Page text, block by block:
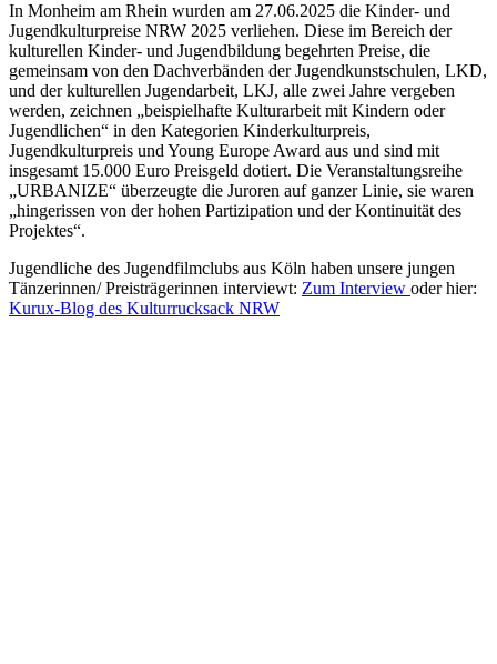
In Monheim am Rhein wurden am 27.06.2025 die Kinder- und
Jugendkulturpreise NRW 2025 verliehen. Diese im Bereich der
kulturellen Kinder- und Jugendbildung begehrten Preise, die
gemeinsam von den Dachverbänden der Jugendkunstschulen, LKD,
und der kulturellen Jugendarbeit, LKJ, alle zwei Jahre vergeben
werden, zeichnen „beispielhafte Kulturarbeit mit Kindern oder
Jugendlichen“ in den Kategorien Kinderkulturpreis,
Jugendkulturpreis und Young Europe Award aus und sind mit
insgesamt 15.000 Euro Preisgeld dotiert. Die Veranstaltungsreihe
„URBANIZE“ überzeugte die Juroren auf ganzer Linie, sie waren
„hingerissen von der hohen Partizipation und der Kontinuität des
Projektes“.
Jugendliche des Jugendfilmclubs aus Köln haben unsere jungen
Tänzerinnen/ Preisträgerinnen interviewt: Zum Interview oder hier:
Kurux-Blog des Kulturrucksack NRW